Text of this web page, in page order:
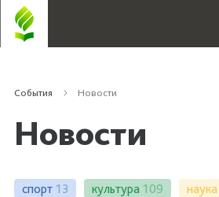
События Новости
Новости
спорт 13 культура 109 наука